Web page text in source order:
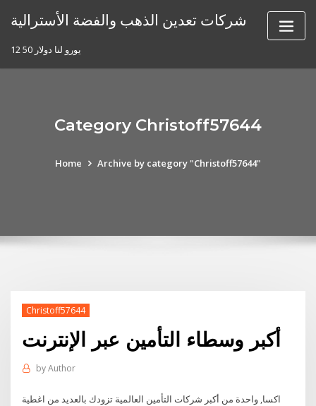
شركات تعدين الذهب والفضة الأسترالية
12 50 يورو لنا دولار
Category Christoff57644
Home Archive by category "Christoff57644"
Christoff57644
أكبر وسطاء التأمين عبر الإنترنت
byAuthor
اكسا, واحدة من أكبر شركات التأمين العالمية تزودك بالعديد من اغطية